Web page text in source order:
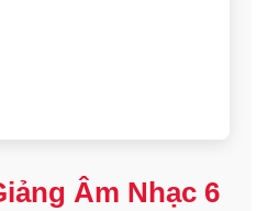
Âm Nhạc 6